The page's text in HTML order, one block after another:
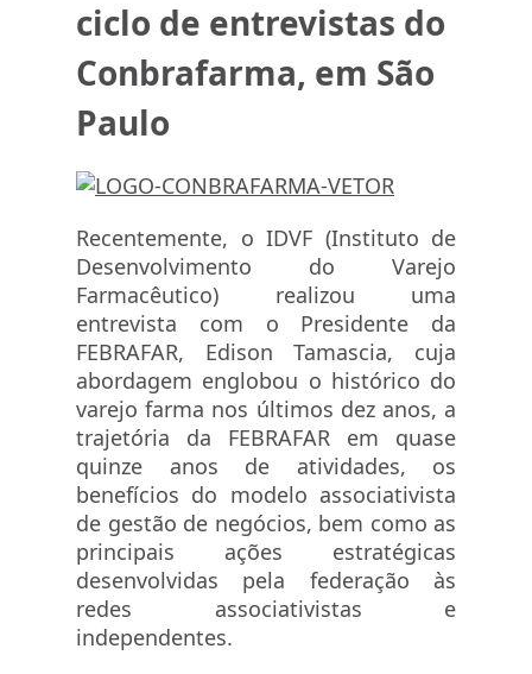
ciclo de entrevistas do
Conbrafarma, em São
Paulo
Recentemente, o IDVF (Instituto de
Desenvolvimento do Varejo
Farmacêutico) realizou uma
entrevista com o Presidente da
FEBRAFAR, Edison Tamascia, cuja
abordagem englobou o histórico do
varejo farma nos últimos dez anos, a
trajetória da FEBRAFAR em quase
quinze anos de atividades, os
benefícios do modelo associativista
de gestão de negócios, bem como as
principais ações estratégicas
desenvolvidas pela federação às
redes associativistas e
independentes.